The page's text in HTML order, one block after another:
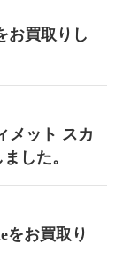
お買取りし
メット スカ
した。
をお買取り